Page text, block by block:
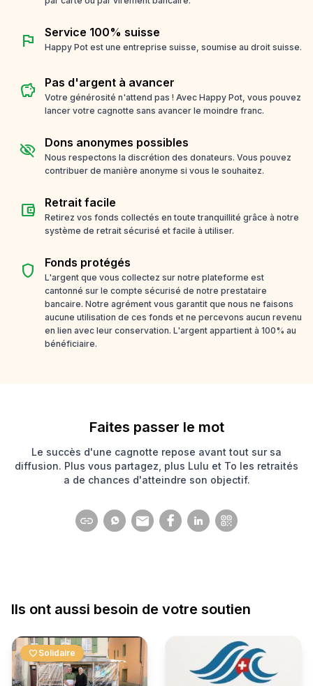
flag Service 100% suisse
Happy Pot est une entreprise suisse, soumise au droit suisse.
savings Pas d'argent à avancer
Votre générosité n'attend pas ! Avec Happy Pot, vous pouvez
lancer votre cagnotte sans avancer le moindre franc.
visibility_off Dons anonymes possibles
Nous respectons la discrétion des donateurs. Vous pouvez
contribuer de manière anonyme si vous le souhaitez.
account_balance_wallet Retrait facile
Retirez vos fonds collectés en toute tranquillité grâce à notre
système de retrait sécurisé et facile à utiliser.
shield Fonds protégés
L'argent que vous collectez sur notre plateforme est
cantonné sur le compte sécurisé de notre prestataire
bancaire. Notre agrément vous garantit que nous ne faisons
aucune utilisation de ces fonds et ne percevons aucun revenu
en lien avec leur conservation. L'argent appartient à 100% au
bénéficiaire.
Faites passer le mot
Le succès d'une cagnotte repose avant tout sur sa
diffusion. Plus vous partagez, plus Lulu et To les retraités
a de chances d'atteindre son objectif.
Ils ont aussi besoin de votre soutien
favorite Solidaire